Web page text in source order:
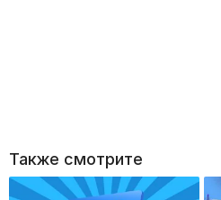
Также смотрите